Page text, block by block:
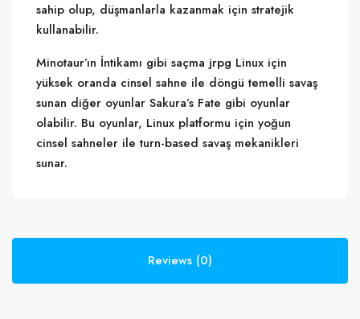
sahip olup, düşmanlarla kazanmak için stratejik
kullanabilir.
Minotaur’ın İntikamı gibi saçma jrpg Linux için
yüksek oranda cinsel sahne ile döngü temelli savaş
sunan diğer oyunlar Sakura’s Fate gibi oyunlar
olabilir. Bu oyunlar, Linux platformu için yoğun
cinsel sahneler ile turn-based savaş mekanikleri
sunar.
Reviews (0)